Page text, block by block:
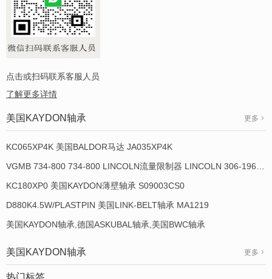
点击或扫码联系客服人员
了解更多详情
美国KAYDON轴承 更多
KC065XP4K 美国BALDOR马达 JA035XP4K
KC180XP0 美国KAYDON薄壁轴承 S09003CS0
D880K4.5W/PLASTPIN 美国LINK-BELT轴承 MA1219
美国KAYDON轴承,德国ASKUBAL轴承,美国BWC轴承
美国KAYDON轴承 更多
热门标签